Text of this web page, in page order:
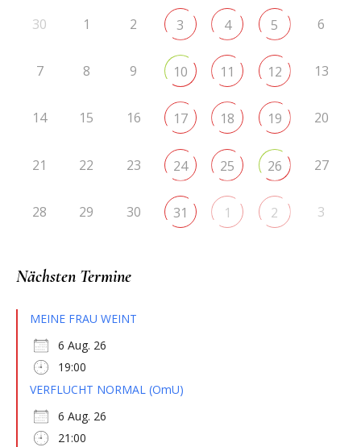
30 1 2 3 4 5 6
7 8 9 10 11 12 13
14 15 16 17 18 19 20
21 22 23 24 25 26 27
28 29 30 31 1 2 3
Nächsten Termine
MEINE FRAU WEINT
6 Aug. 26
19:00
VERFLUCHT NORMAL (OmU)
6 Aug. 26
21:00